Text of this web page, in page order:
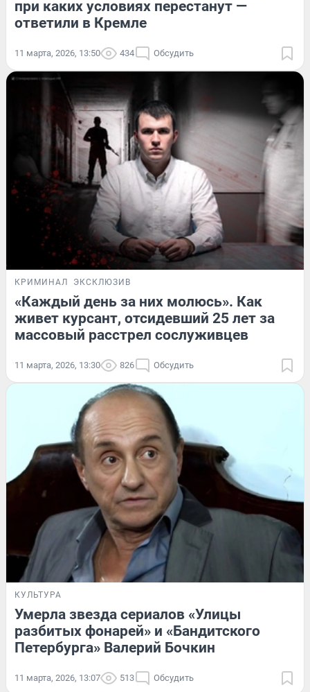
при каких условиях перестанут —
ответили в Кремле
11 марта, 2026, 13:50 434 Обсудить
КРИМИНАЛ ЭКСКЛЮЗИВ
«Каждый день за них молюсь». Как
живет курсант, отсидевший 25 лет за
массовый расстрел сослуживцев
11 марта, 2026, 13:30 826 Обсудить
КУЛЬТУРА
Умерла звезда сериалов «Улицы
разбитых фонарей» и «Бандитского
Петербурга» Валерий Бочкин
11 марта, 2026, 13:07 513 Обсудить